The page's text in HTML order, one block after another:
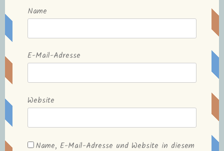
Name
E-Mail-Adresse
Website
Name, E-Mail-Adresse und Website in diesem